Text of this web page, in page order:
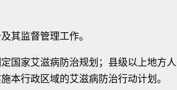
监督管理工作。
家艾滋病防治规划；县级以上地方人
本行政区域的艾滋病防治行动计划。